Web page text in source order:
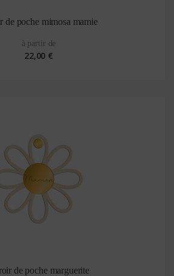
de poche mimosa mamie
à partir de
22,00 €
de poche marguerite